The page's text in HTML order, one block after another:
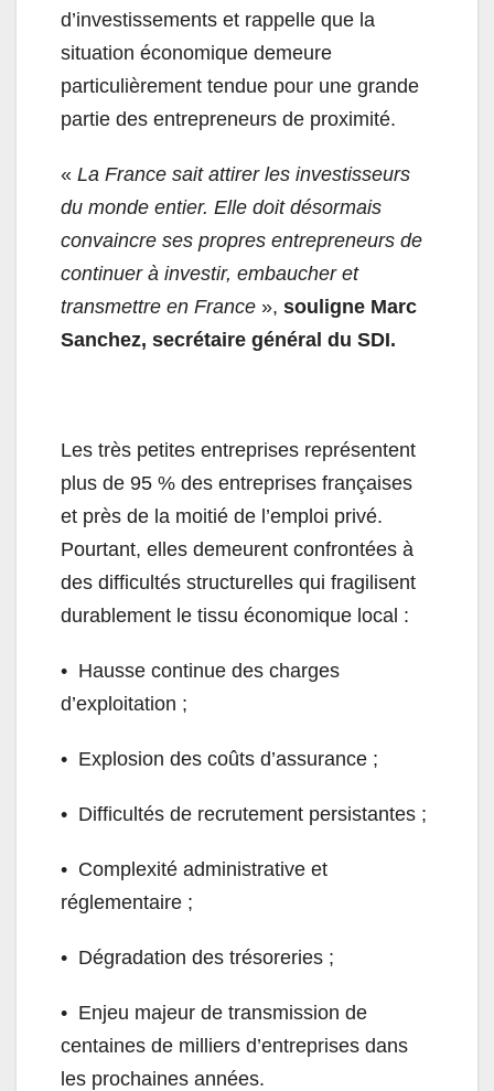
d’investissements et rappelle que la
situation économique demeure
particulièrement tendue pour une grande
partie des entrepreneurs de proximité.
« La France sait attirer les investisseurs
du monde entier. Elle doit désormais
convaincre ses propres entrepreneurs de
continuer à investir, embaucher et
transmettre en France », souligne Marc
Sanchez, secrétaire général du SDI.
Les très petites entreprises représentent
plus de 95 % des entreprises françaises
et près de la moitié de l’emploi privé.
Pourtant, elles demeurent confrontées à
des difficultés structurelles qui fragilisent
durablement le tissu économique local :
•⁠ ⁠Hausse continue des charges
d’exploitation ;
•⁠ ⁠Explosion des coûts d’assurance ;
•⁠ ⁠Difficultés de recrutement persistantes ;
•⁠ ⁠Complexité administrative et
réglementaire ;
•⁠ ⁠Dégradation des trésoreries ;
•⁠ ⁠Enjeu majeur de transmission de
centaines de milliers d’entreprises dans
les prochaines années.